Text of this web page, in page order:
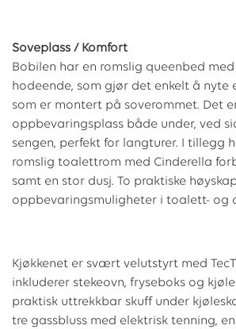
Soveplass / Komfort
Bobilen har en romslig queenbed
hodeende, som gjør det enkelt å nyte
som er montert på soverommet. Det
oppbevaringsplass både under, ved
sengen, perfekt for langturer. I tillegg
romslig toalettrom med Cinderella
samt en stor dusj. To praktiske
oppbevaringsmuligheter i toalett- og
Kjøkkenet er svært velutstyrt med
inkluderer stekeovn, fryseboks og
praktisk uttrekkbar skuff under
tre gassbluss med elektrisk tenning,